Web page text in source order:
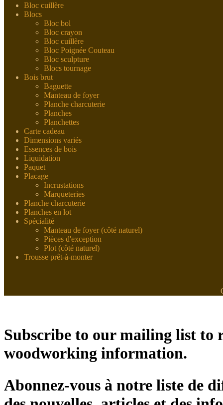
Bloc cuillère
Blocs
Bloc bol
Bloc crayon
Bloc cuillère
Bloc Poignée Couteau
Bloc sculpture
Blocs tournage
Bois brut
Baguette
Manteau de foyer
Planche charcuterie
Planches
Planchettes
Carte cadeau
Dimensions variés
Essences de bois
Liquidation
Paquet
Placage
Incrustations
Marqueteries
Planche charcuterie
Planches en lot
Spécialité
Manteau de foyer (côté naturel)
Pièces d'exception
Plot (côté naturel)
Trousse prêt-à-monter
Subscribe to our mailing list to
woodworking information.
Abonnez-vous à notre liste de